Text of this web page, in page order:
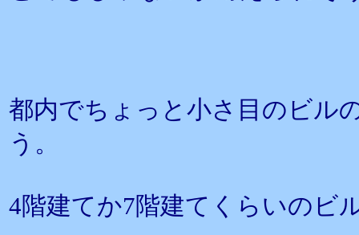
都内でちょっと小さ目のビル
う。
4階建てか7階建てくらいのビ